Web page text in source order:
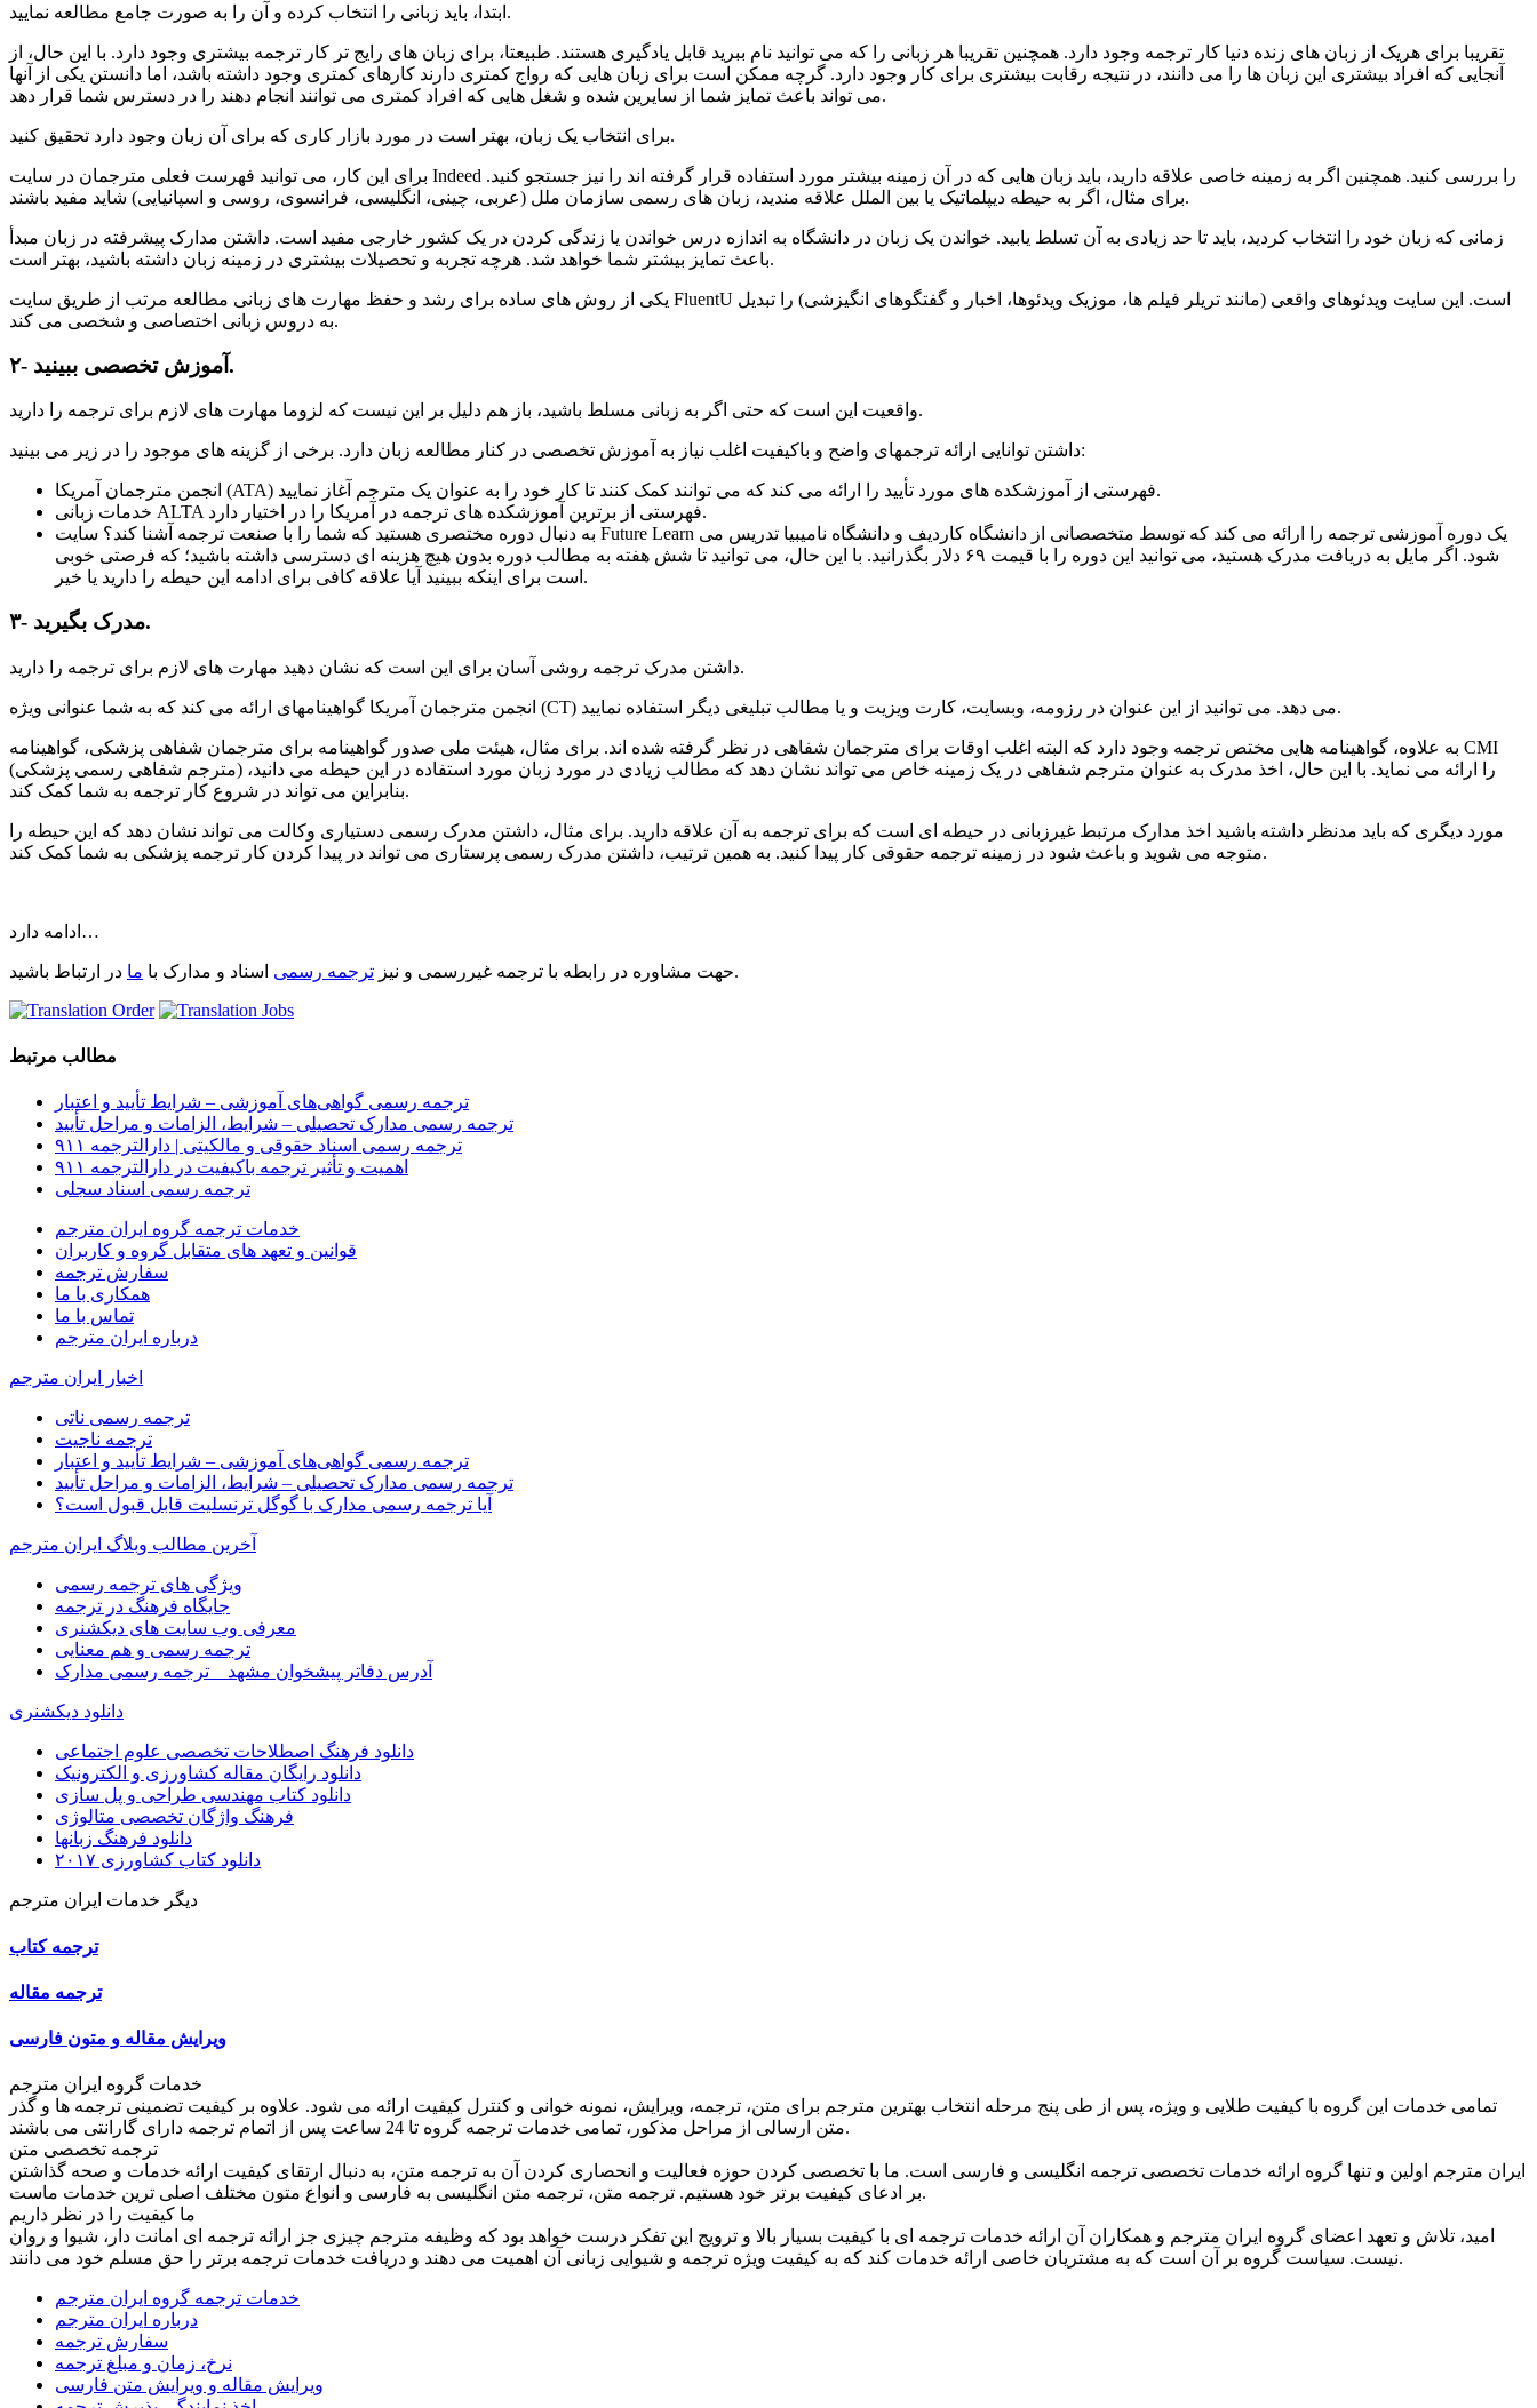
ابتدا، باید زبانی را انتخاب کرده و آن را به صورت جامع مطالعه نمایید.
تقریبا برای هریک از زبان های زنده دنیا کار ترجمه وجود دارد. همچنین تقریبا هر زبانی را که می توانید نام ببرید قابل یادگیری هستند. طبیعتا، برای زبان های رایج تر کار ترجمه بیشتری وجود دارد. با این حال، از
آنجایی که افراد بیشتری این زبان ها را می دانند، در نتیجه رقابت بیشتری برای کار وجود دارد. گرچه ممکن است برای زبان هایی که رواج کمتری دارند کارهای کمتری وجود داشته باشد، اما دانستن یکی از آنها
می تواند باعث تمایز شما از سایرین شده و شغل هایی که افراد کمتری می توانند انجام دهند را در دسترس شما قرار دهد.
برای انتخاب یک زبان، بهتر است در مورد بازار کاری که برای آن زبان وجود دارد تحقیق کنید.
برای این کار، می توانید فهرست فعلی مترجمان در سایت Indeed را بررسی کنید. همچنین اگر به زمینه خاصی علاقه دارید، باید زبان هایی که در آن زمینه بیشتر مورد استفاده قرار گرفته اند را نیز جستجو کنید.
برای مثال، اگر به حیطه دیپلماتیک یا بین الملل علاقه مندید، زبان های رسمی سازمان ملل (عربی، چینی، انگلیسی، فرانسوی، روسی و اسپانیایی) شاید مفید باشند.
زمانی که زبان خود را انتخاب کردید، باید تا حد زیادی به آن تسلط یابید. خواندن یک زبان در دانشگاه به اندازه درس خواندن یا زندگی کردن در یک کشور خارجی مفید است. داشتن مدارک پیشرفته در زبان مبدأ
باعث تمایز بیشتر شما خواهد شد. هرچه تجربه و تحصیلات بیشتری در زمینه زبان داشته باشید، بهتر است.
یکی از روش های ساده برای رشد و حفظ مهارت های زبانی مطالعه مرتب از طریق سایت FluentU است. این سایت ویدئوهای واقعی (مانند تریلر فیلم ها، موزیک ویدئوها، اخبار و گفتگوهای انگیزشی) را تبدیل
به دروس زبانی اختصاصی و شخصی می کند.
۲- آموزش تخصصی ببینید.
واقعیت این است که حتی اگر به زبانی مسلط باشید، باز هم دلیل بر این نیست که لزوما مهارت های لازم برای ترجمه را دارید.
داشتن توانایی ارائه ترجمه‏ای واضح و باکیفیت اغلب نیاز به آموزش تخصصی در کنار مطالعه زبان دارد. برخی از گزینه های موجود را در زیر می بینید:
انجمن مترجمان آمریکا (ATA) فهرستی از آموزشکده های مورد تأیید را ارائه می کند که می توانند کمک کنند تا کار خود را به عنوان یک مترجم آغاز نمایید.
خدمات زبانی ALTA فهرستی از برترین آموزشکده های ترجمه در آمریکا را در اختیار دارد.
به دنبال دوره مختصری هستید که شما را با صنعت ترجمه آشنا کند؟ سایت Future Learn یک دوره آموزشی ترجمه را ارائه می کند که توسط متخصصانی از دانشگاه کاردیف و دانشگاه نامیبیا تدریس می
شود. اگر مایل به دریافت مدرک هستید، می توانید این دوره را با قیمت ۶۹ دلار بگذرانید. با این حال، می توانید تا شش هفته به مطالب دوره بدون هیچ هزینه ای دسترسی داشته باشید؛ که فرصتی خوبی
است برای اینکه ببینید آیا علاقه کافی برای ادامه این حیطه را دارید یا خیر.
۳- مدرک بگیرید.
داشتن مدرک ترجمه روشی آسان برای این است که نشان دهید مهارت های لازم برای ترجمه را دارید.
انجمن مترجمان آمریکا گواهینامه‏ای ارائه می کند که به شما عنوانی ویژه (CT) می دهد. می توانید از این عنوان در رزومه، وبسایت، کارت ویزیت و یا مطالب تبلیغی دیگر استفاده نمایید.
به علاوه، گواهینامه هایی مختص ترجمه وجود دارد که البته اغلب اوقات برای مترجمان شفاهی در نظر گرفته شده اند. برای مثال، هیئت ملی صدور گواهینامه برای مترجمان شفاهی پزشکی، گواهینامه CMI
(مترجم شفاهی رسمی پزشکی) را ارائه می نماید. با این حال، اخذ مدرک به عنوان مترجم شفاهی در یک زمینه خاص می تواند نشان دهد که مطالب زیادی در مورد زبان مورد استفاده در این حیطه می دانید،
بنابراین می تواند در شروع کار ترجمه به شما کمک کند.
مورد دیگری که باید مدنظر داشته باشید اخذ مدارک مرتبط غیرزبانی در حیطه ‏ای است که برای ترجمه به آن علاقه دارید. برای مثال، داشتن مدرک رسمی دستیاری وکالت می تواند نشان دهد که این حیطه را
متوجه می شوید و باعث شود در زمینه ترجمه حقوقی کار پیدا کنید. به همین ترتیب، داشتن مدرک رسمی پرستاری می تواند در پیدا کردن کار ترجمه پزشکی به شما کمک کند.
ادامه دارد…
حهت مشاوره در رابطه با ترجمه غیررسمی و نیز ترجمه رسمی اسناد و مدارک با ما در ارتباط باشید.
مطالب مرتبط
ترجمه رسمی گواهی‌های آموزشی – شرایط تأیید و اعتبار
ترجمه رسمی مدارک تحصیلی – شرایط، الزامات و مراحل تأیید
ترجمه رسمی اسناد حقوقی و مالکیتی | دارالترجمه ۹۱۱
اهمیت و تأثیر ترجمه باکیفیت در دارالترجمه ۹۱۱
ترجمه رسمی اسناد سجلی
خدمات ترجمه گروه ایران مترجم
قوانین و تعهد های متقابل گروه و کاربران
سفارش ترجمه
همکاری با ما
تماس با ما
درباره ایران مترجم
اخبار ایران مترجم
ترجمه رسمی ناتی
ترجمه ناجیت
ترجمه رسمی گواهی‌های آموزشی – شرایط تأیید و اعتبار
ترجمه رسمی مدارک تحصیلی – شرایط، الزامات و مراحل تأیید
آیا ترجمه رسمی مدارک با گوگل ترنسلیت قابل قبول است؟
آخرین مطالب وبلاگ ایران مترجم
ویژگی های ترجمه رسمی
جایگاه فرهنگ در ترجمه
معرفی وب سایت های دیکشنری
ترجمه رسمی و هم معنایی
آدرس دفاتر پیشخوان مشهد _ ترجمه رسمی مدارک
دانلود دیکشنری
دانلود فرهنگ اصطلاحات تخصصی علوم اجتماعی
دانلود رایگان مقاله کشاورزی و الکترونیک
دانلود کتاب مهندسی طراحی و پل سازی
فرهنگ واژگان تخصصی متالوژی
دانلود فرهنگ زبانها
دانلود کتاب کشاورزی ۲۰۱۷
دیگر خدمات ایران مترجم
ترجمه کتاب
ترجمه مقاله
ویرایش مقاله و متون فارسی
خدمات گروه ایران مترجم
تمامی خدمات این گروه با کیفیت طلایی و ویژه، پس از طی پنج مرحله انتخاب بهترین مترجم برای متن، ترجمه، ویرایش، نمونه خوانی و کنترل کیفیت ارائه می شود. علاوه بر کیفیت تضمینی ترجمه ها و گذر
متن ارسالی از مراحل مذکور، تمامی خدمات ترجمه گروه تا 24 ساعت پس از اتمام ترجمه دارای گارانتی می باشند.
ترجمه تخصصی متن
ایران مترجم اولین و تنها گروه ارائه خدمات تخصصی ترجمه انگلیسی و فارسی است. ما با تخصصی کردن حوزه فعالیت و انحصاری کردن آن به ترجمه متن، به دنبال ارتقای کیفیت ارائه خدمات و صحه گذاشتن
بر ادعای کیفیت برتر خود هستیم. ترجمه متن، ترجمه متن انگلیسی به فارسی و انواع متون مختلف اصلی ترین خدمات ماست.
ما کیفیت را در نظر داریم
امید، تلاش و تعهد اعضای گروه ایران مترجم و همکاران آن ارائه خدمات ترجمه ای با کیفیت بسیار بالا و ترویج این تفکر درست خواهد بود که وظیفه مترجم چیزی جز ارائه ترجمه ای امانت دار، شیوا و روان
نیست. سیاست گروه بر آن است که به مشتریان خاصی ارائه خدمات کند که به کیفیت ویژه ترجمه و شیوایی زبانی آن اهمیت می دهند و دریافت خدمات ترجمه برتر را حق مسلم خود می دانند.
خدمات ترجمه گروه ایران مترجم
درباره ایران مترجم
سفارش ترجمه
نرخ، زمان و مبلغ ترجمه
ویرایش مقاله و ویرایش متن فارسی